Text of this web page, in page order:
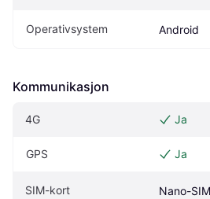
Operativsystem Android
Kommunikasjon
4G Ja
GPS Ja
SIM-kort Nano-SIM